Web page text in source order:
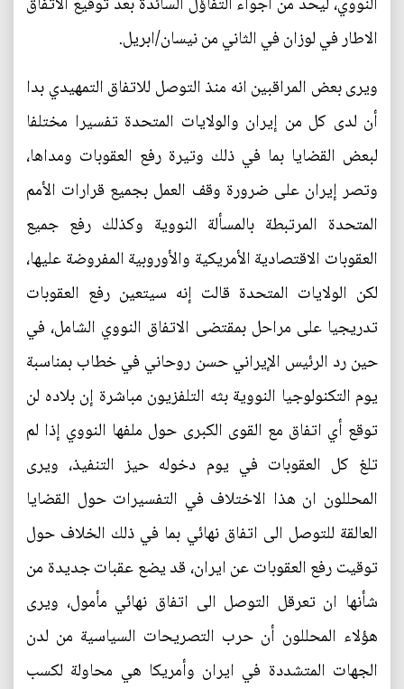
الاطار في لوزان في الثاني من نيسان/ابريل.
ويرى بعض المراقبين انه منذ التوصل للاتفاق التمهيدي بدا
أن لدى كل من إيران والولايات المتحدة تفسيرا مختلفا
لبعض القضايا بما في ذلك وتيرة رفع العقوبات ومداها،
وتصر إيران على ضرورة وقف العمل بجميع قرارات الأمم
المتحدة المرتبطة بالمسألة النووية وكذلك رفع جميع
العقوبات الاقتصادية الأمريكية والأوروبية المفروضة عليها،
لكن الولايات المتحدة قالت إنه سيتعين رفع العقوبات
تدريجيا على مراحل بمقتضى الاتفاق النووي الشامل، في
حين رد الرئيس الإيراني حسن روحاني في خطاب بمناسبة
يوم التكنولوجيا النووية بثه التلفزيون مباشرة إن بلاده لن
توقع أي اتفاق مع القوى الكبرى حول ملفها النووي إذا لم
تلغ كل العقوبات في يوم دخوله حيز التنفيذ، ويرى
المحللون ان هذا الاختلاف في التفسيرات حول القضايا
العالقة للتوصل الى اتفاق نهائي بما في ذلك الخلاف حول
توقيت رفع العقوبات عن ايران، قد يضع عقبات جديدة من
شأنها ان تعرقل التوصل الى اتفاق نهائي مأمول، ويرى
هؤلاء المحللون أن حرب التصريحات السياسية من لدن
الجهات المتشددة في ايران وأمريكا هي محاولة لكسب